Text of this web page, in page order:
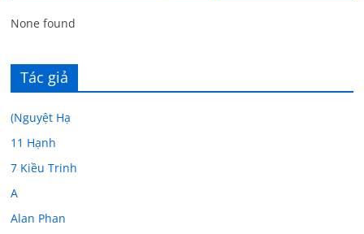
None found
Tác giả
(Nguyệt Hạ
11 Hạnh
7 Kiều Trinh
A
Alan Phan